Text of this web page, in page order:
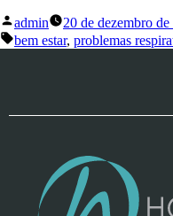
admin 20 de dezembro
bem estar, problemas